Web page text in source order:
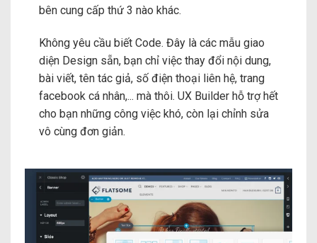
bên cung cấp thứ 3 nào khác.
Không yêu cầu biết Code. Đây là các mẫu giao
diện Design sẵn, bạn chỉ việc thay đổi nội dung,
bài viết, tên tác giả, số điện thoại liên hệ, trang
facebook cá nhân,... mà thôi. UX Builder hỗ trợ hết
cho bạn những công việc khó, còn lại chỉnh sửa
vô cùng đơn giản.